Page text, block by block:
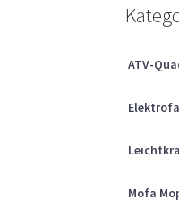
ATV-
Mofa